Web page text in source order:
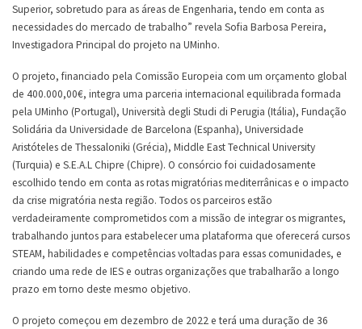
Superior, sobretudo para as áreas de Engenharia, tendo em conta as
necessidades do mercado de trabalho” revela Sofia Barbosa Pereira,
Investigadora Principal do projeto na UMinho.
O projeto, financiado pela Comissão Europeia com um orçamento global
de 400.000,00€, integra uma parceria internacional equilibrada formada
pela UMinho (Portugal), Università degli Studi di Perugia (Itália), Fundação
Solidária da Universidade de Barcelona (Espanha), Universidade
Aristóteles de Thessaloniki (Grécia), Middle East Technical University
(Turquia) e S.E.A.L Chipre (Chipre). O consórcio foi cuidadosamente
escolhido tendo em conta as rotas migratórias mediterrânicas e o impacto
da crise migratória nesta região. Todos os parceiros estão
verdadeiramente comprometidos com a missão de integrar os migrantes,
trabalhando juntos para estabelecer uma plataforma que oferecerá cursos
STEAM, habilidades e competências voltadas para essas comunidades, e
criando uma rede de IES e outras organizações que trabalharão a longo
prazo em torno deste mesmo objetivo.
O projeto começou em dezembro de 2022 e terá uma duração de 36